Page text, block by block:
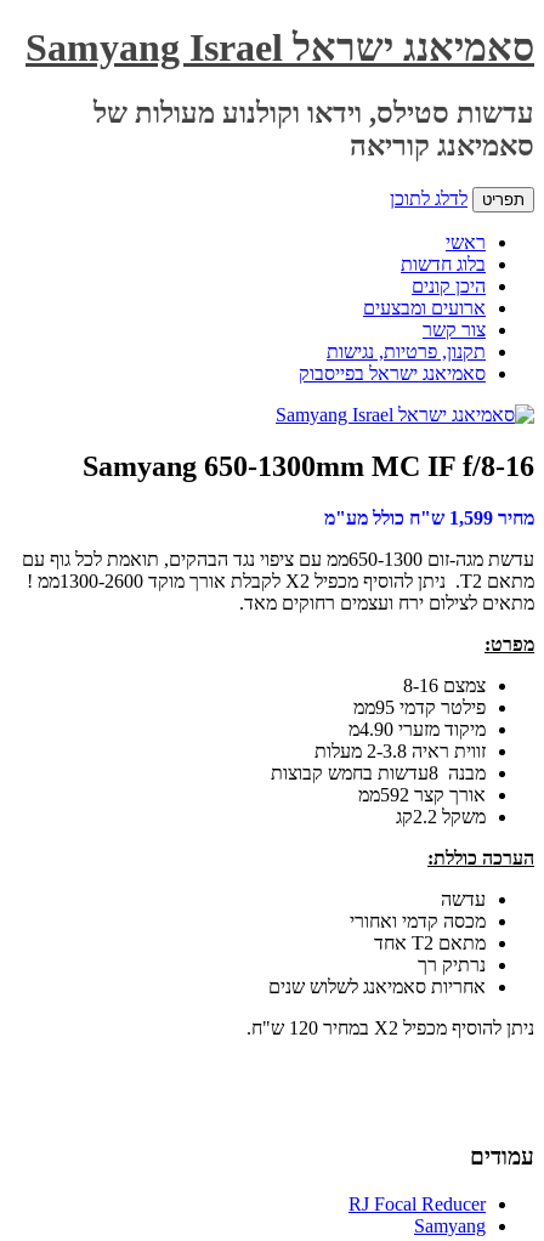
סאמיאנג ישראל Samyang Israel
עדשות סטילס, וידאו וקולנוע מעולות של
סאמיאנג קוריאה
תפריט לדלג לתוכן
ראשי
בלוג חדשות
היכן קונים
ארועים ומבצעים
צור קשר
תקנון, פרטיות, נגישות
סאמיאנג ישראל בפייסבוק
Samyang 650-1300mm MC IF f/8-16
מחיר 1,599 ש"ח כולל מע"מ
עדשת מגה-זום 650-1300ממ עם ציפוי נגד הבהקים, תואמת לכל גוף עם
מתאם T2. ניתן להוסיף מכפיל X2 לקבלת אורך מוקד 1300-2600ממ !
מתאים לצילום ירח ועצמים רחוקים מאד.
מפרט:
צמצם 8-16
פילטר קדמי 95ממ
מיקוד מזערי 4.90מ
זווית ראיה 2-3.8 מעלות
מבנה 8עדשות בחמש קבוצות
אורך קצר 592ממ
משקל 2.2קג
הערכה כוללת:
עדשה
מכסה קדמי ואחורי
מתאם T2 אחד
נרתיק רך
אחריות סאמיאנג לשלוש שנים
ניתן להוסיף מכפיל X2 במחיר 120 ש"ח.
עמודים
RJ Focal Reducer
Samyang